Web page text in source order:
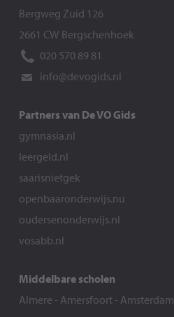
Bergweg Zuid 126
2661 CW Bergschenhoek
020 570 89 81
info@devogids.nl
Partners van De VO Gids
gymnasia.nl
leergeld.nl
saarisnietgek
openbaaronderwijs.nu
oudersenonderwijs.nl
vosabb.nl
Middelbare scholen
Almere - Amersfoort- Amsterdam